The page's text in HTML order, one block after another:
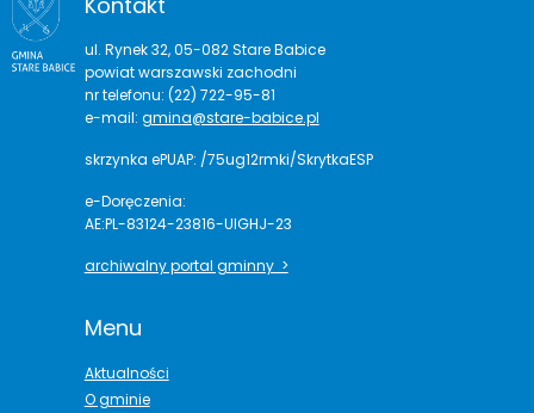
ul. Rynek 32, 05-082 Stare Babice
powiat warszawski zachodni
nr telefonu: (22) 722-95-81
e-mail: gmina@stare-babice.pl
skrzynka ePUAP: /75ug12rmki/SkrytkaESP
e-Doręczenia:
AE:PL-83124-23816-UIGHJ-23
archiwalny portal gminny >
Menu
Aktualności
O gminie